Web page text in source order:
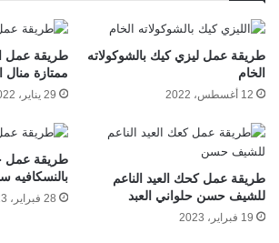
طريقة عمل ليزي كيك بالشوكولاته
الخام
12 أغسطس، 2022
طريقة عمل
ممتازة منال
29 يناير، 2022
طريقة عمل كحك العيد الناعم
للشيف حسن حلواني العبد
19 فبراير، 2023
طريقة عمل
بالنسكافيه
28 فبراير، 2023